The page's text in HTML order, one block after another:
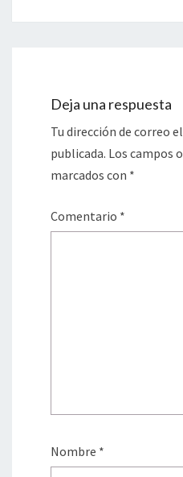
Deja una respuesta
Tu dirección de correo
publicada. Los campos
marcados con *
Comentario *
Nombre *